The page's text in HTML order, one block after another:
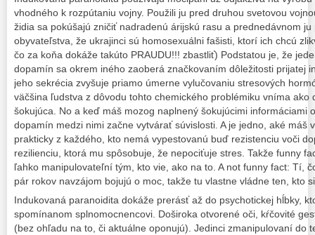
vhodného k rozpútaniu vojny. Použili ju pred druhou svetovou
židia sa pokúšajú zničiť nadradenú árijskú rasu a prednedávnom
obyvateľstva, že ukrajinci sú homosexuálni fašisti, ktorí ich chcú
čo za koňa dokáže takúto PRAUDU!!! zbastliť) Podstatou je, že
dopamín sa okrem iného zaoberá značkovaním dôležitosti prijatej
jeho sekrécia zvyšuje priamo úmerne vylučovaniu stresových
väčšina ľudstva z dôvodu tohto chemického problémiku vníma ako
šokujúca. No a keď máš mozog naplnený šokujúcimi informáciami
dopamín medzi nimi začne vytvárať súvislosti. A je jedno, aké máš
prakticky z každého, kto nemá vypestovanú buď rezistenciu voči
rezilienciu, ktorá mu spôsobuje, že nepociťuje stres. Takže funny
ľahko manipulovateľní tým, kto vie, ako na to. A not funny fact: Tí,
pár rokov navzájom bojujú o moc, takže tu vlastne vládne ten, kto
Indukovaná paranoidita dokáže prerásť až do psychotickej hĺbky,
spomínanom splnomocnencovi. Doširoka otvorené oči, kŕčovité
(bez ohľadu na to, či aktuálne oponujú). Jedinci zmanipulovaní do